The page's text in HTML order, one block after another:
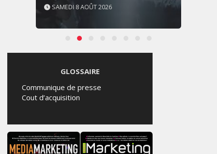
SAMEDI 8 AOÛT 2026
GLOSSAIRE
Communique de presse
Cout d’acquisition